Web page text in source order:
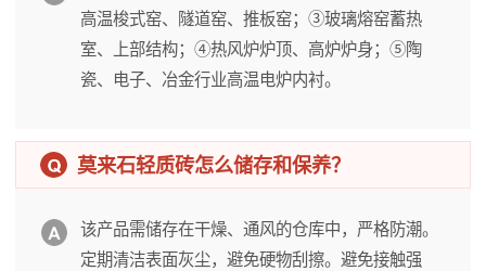
高温梭式窑、隧道窑、推板窑；③玻璃熔窑蓄热
室、上部结构；④热风炉炉顶、高炉炉身；⑤陶
瓷、电子、冶金行业高温电炉内衬。
莫来石轻质砖怎么储存和保养？
该产品需储存在干燥、通风的仓库中，严格防潮。
定期清洁表面灰尘，避免硬物刮擦。避免接触强